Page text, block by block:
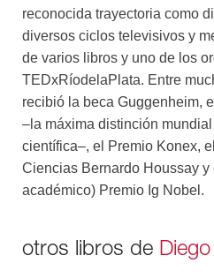
reconocida trayectoria como
diversos ciclos televisivos y
de varios libros y uno de los
TEDxRíodelaPlata. Entre
recibió la beca Guggenheim,
–la máxima distinción
científica–, el Premio Konex,
Ciencias Bernardo Houssay
académico) Premio Ig Nobel.
otros libros de